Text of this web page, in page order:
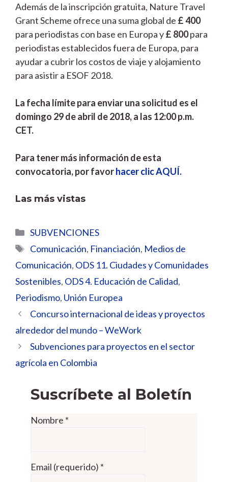
Además de la inscripción gratuita, Nature Travel
Grant Scheme ofrece una suma global de £ 400
para periodistas con base en Europa y£ 800para
periodistas establecidos fuera de Europa, para
ayudar a cubrir los costos de viaje y alojamiento
para asistir a ESOF 2018.
La fecha límite para enviar una solicitud es el
domingo 29 de abril de 2018, a las 12:00 p.m.
CET.
Para tener más información de esta
convocatoria, por favorhacer clic AQUÍ.
Las más vistas
Categorías
SUBVENCIONES
Etiquetas
Comunicación, Financiación, Medios de
Comunicación, ODS 11. Ciudades y Comunidades
Sostenibles, ODS 4. Educación de Calidad,
Periodismo, Unión Europea
Concurso internacional de ideas y proyectos
alrededor del mundo – WeWork
Subvenciones para proyectos en el sector
agrícola en Colombia
Suscríbete al Boletín
Nombre *
Email (requerido) *